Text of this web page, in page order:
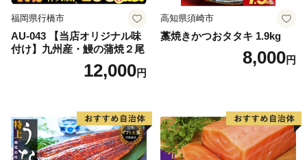
福岡県行橋市
AU-043 【当店オリジナル味
付け】九州産・鰻の蒲焼２尾
12,000円
高知県須崎市
藁焼きかつおタタキ 1.9kg
8,000円